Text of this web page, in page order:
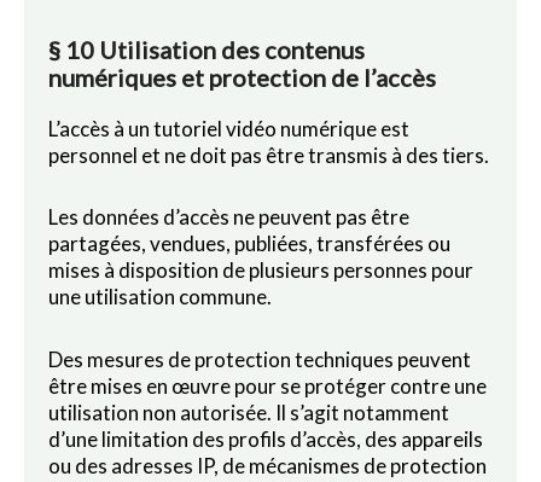
§ 10 Utilisation des contenus
numériques et protection de l’accès
L’accès à un tutoriel vidéo numérique est
personnel et ne doit pas être transmis à des tiers.
Les données d’accès ne peuvent pas être
partagées, vendues, publiées, transférées ou
mises à disposition de plusieurs personnes pour
une utilisation commune.
Des mesures de protection techniques peuvent
être mises en œuvre pour se protéger contre une
utilisation non autorisée. Il s’agit notamment
d’une limitation des profils d’accès, des appareils
ou des adresses IP, de mécanismes de protection